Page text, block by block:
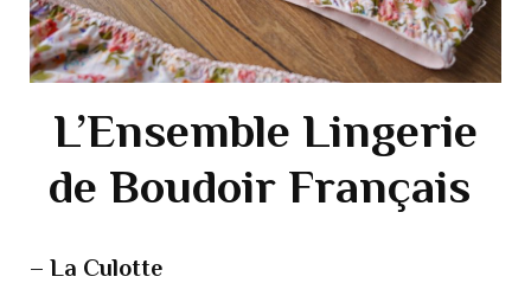
L’Ensemble Lingerie
de Boudoir Français
– La Culotte